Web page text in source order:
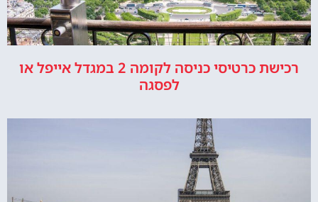
רכישת כרטיסי כניסה לקומה 2 במגדל אייפל או
לפסגה